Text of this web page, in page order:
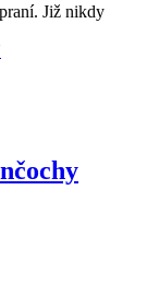
Již nikdy